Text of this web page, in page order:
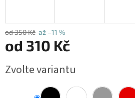
od 350 Kč až –11 %
od 310 Kč
cena:
Zvolte variantu